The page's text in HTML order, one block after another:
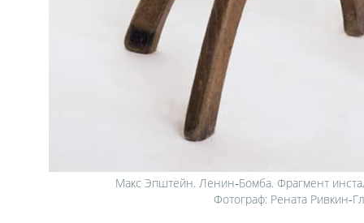
Макс Эпштейн. Ленин‑Бомба. Фрагмент
Фотограф: Рената